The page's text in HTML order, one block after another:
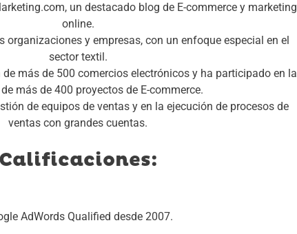
un destacado blog de E-commerce y marketing
online.
organizaciones y empresas, con un enfoque especial en el
sector textil.
más de 500 comercios electrónicos y ha participado en la
más de 400 proyectos de E-commerce.
de equipos de ventas y en la ejecución de procesos de
ventas con grandes cuentas.
Calificaciones:
AdWords Qualified desde 2007.